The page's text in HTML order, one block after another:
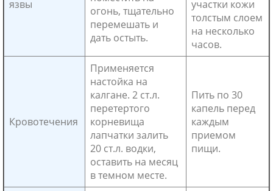
язвы
огонь, тщательно
перемешать и
дать остыть.
участки кожи
толстым слоем
на несколько
часов.
Кровотечения
Применяется
настойка на
калгане. 2 ст.л.
перетертого
корневища
лапчатки залить
20 ст.л. водки,
оставить на месяц
в темном месте.
Пить по 30
капель перед
каждым
приемом
пищи.